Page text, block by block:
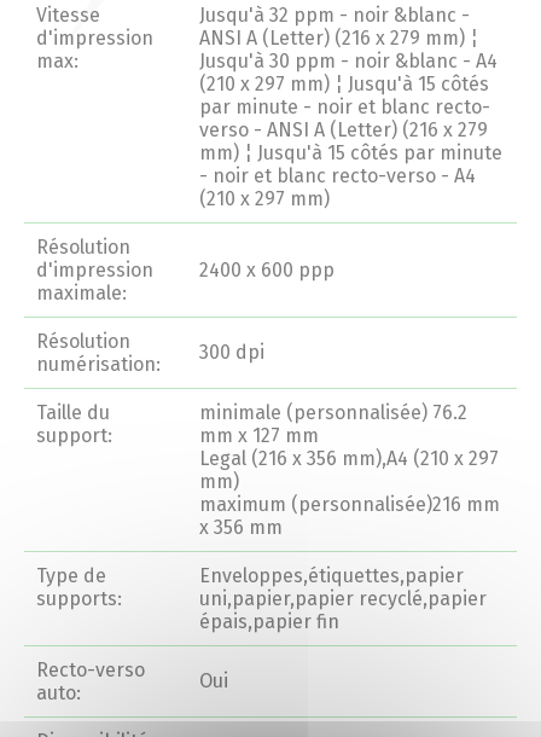
Catalogue
Analyse des besoins
Analyse de vos besoins
Conseils et Astuces
Devis en 24H
Notre métier
Contact/magasins
Vitesse
d'impression
max:
Jusqu'à 32 ppm - noir &blanc -
ANSI A (Letter) (216 x 279 mm) ¦
Jusqu'à 30 ppm - noir &blanc - A4
(210 x 297 mm) ¦ Jusqu'à 15 côtés
par minute - noir et blanc recto-
verso - ANSI A (Letter) (216 x 279
mm) ¦ Jusqu'à 15 côtés par minute
- noir et blanc recto-verso - A4
(210 x 297 mm)
Résolution
d'impression
maximale:
2400 x 600 ppp
Résolution
numérisation:
300 dpi
Taille du
support:
minimale (personnalisée) 76.2
mm x 127 mm
Legal (216 x 356 mm),A4 (210 x 297
mm)
maximum (personnalisée)216 mm
x 356 mm
Type de
supports:
Enveloppes,étiquettes,papier
uni,papier,papier recyclé,papier
épais,papier fin
Recto-verso
auto:
Oui